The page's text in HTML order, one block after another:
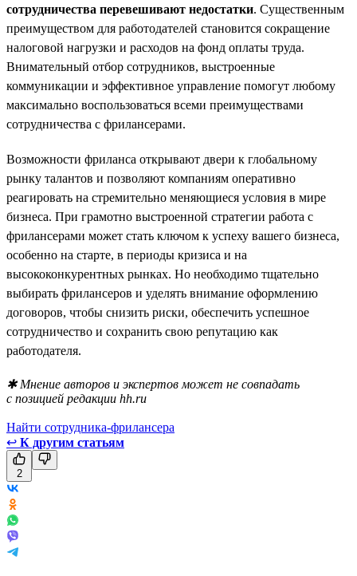
сотрудничества перевешивают недостатки. Существенным
преимуществом для работодателей становится сокращение
налоговой нагрузки и расходов на фонд оплаты труда.
Внимательный отбор сотрудников, выстроенные
коммуникации и эффективное управление помогут любому
максимально воспользоваться всеми преимуществами
сотрудничества с фрилансерами.
Возможности фриланса открывают двери к глобальному
рынку талантов и позволяют компаниям оперативно
реагировать на стремительно меняющиеся условия в мире
бизнеса. При грамотно выстроенной стратегии работа с
фрилансерами может стать ключом к успеху вашего бизнеса,
особенно на старте, в периоды кризиса и на
высококонкурентных рынках. Но необходимо тщательно
выбирать фрилансеров и уделять внимание оформлению
договоров, чтобы снизить риски, обеспечить успешное
сотрудничество и сохранить свою репутацию как
работодателя.
✱ Мнение авторов и экспертов может не совпадать
с позицией редакции hh.ru
Найти сотрудника-фрилансера
↩ К другим статьям
2